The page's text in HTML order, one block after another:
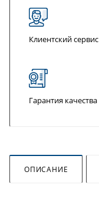
Клиентский сервис
Гарантия качества
ОПИСАНИЕ